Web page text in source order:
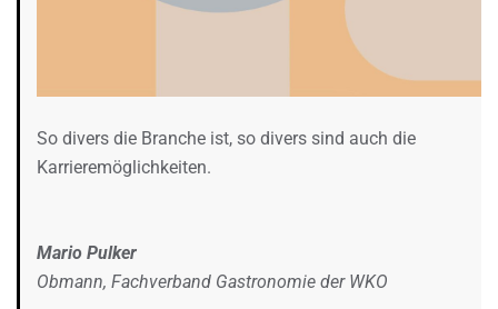
So divers die Branche ist, so divers sind auch die
Karrieremöglichkeiten.
Mario Pulker
Obmann, Fachverband Gastronomie der WKO